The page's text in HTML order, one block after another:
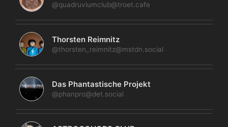
@quadruviumclub@troet.cafe
Thorsten Reimnitz
@thorsten_reimnitz@mstdn.social
Das Phantastische Projekt
@phanpro@det.social